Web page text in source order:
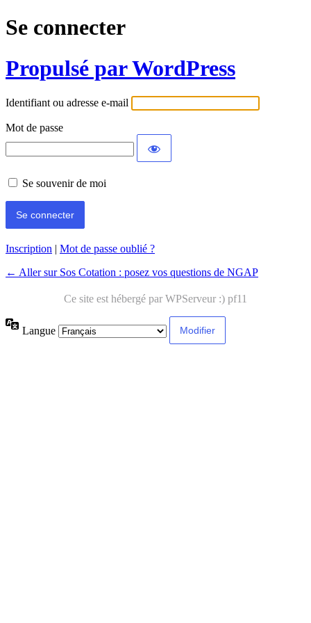
Se connecter
Propulsé par WordPress
Identifiant ou adresse e-mail
Mot de passe
Se souvenir de moi
Inscription | Mot de passe oublié ?
← Aller sur Sos Cotation : posez vos questions de NGAP
Langue